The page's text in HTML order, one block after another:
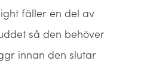
fäller en del av
så den behöver
innan den slutar